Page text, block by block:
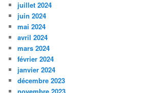
juillet 2024
juin 2024
mai 2024
avril 2024
mars 2024
février 2024
janvier 2024
décembre 2023
novembre 2023